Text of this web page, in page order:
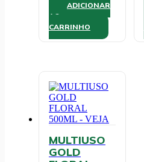
ADICIONAR
AO
CARRINHO
MULTIUSO
GOLD